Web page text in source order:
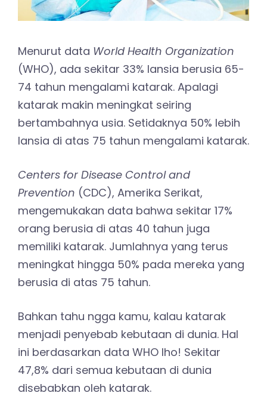
Menurut data World Health Organization
(WHO), ada sekitar 33% lansia berusia 65-
74 tahun mengalami katarak. Apalagi
katarak makin meningkat seiring
bertambahnya usia. Setidaknya 50% lebih
lansia di atas 75 tahun mengalami katarak.
Centers for Disease Control and
Prevention (CDC), Amerika Serikat,
mengemukakan data bahwa sekitar 17%
orang berusia di atas 40 tahun juga
memiliki katarak. Jumlahnya yang terus
meningkat hingga 50% pada mereka yang
berusia di atas 75 tahun.
Bahkan tahu ngga kamu, kalau katarak
menjadi penyebab kebutaan di dunia. Hal
ini berdasarkan data WHO lho! Sekitar
47,8% dari semua kebutaan di dunia
disebabkan oleh katarak.